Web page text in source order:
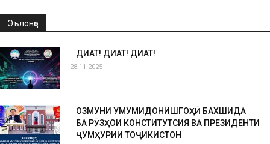
Эълонҳо
ДИҚҚАТ! ДИҚҚАТ! ДИҚҚАТ!
28.11.2025
ОЗМУНИ УМУМИДОНИШГОҲӢ БАХШИДА
БА РӮЗҲОИ КОНСТИТУТСИЯ ВА ПРЕЗИДЕНТИ
ҶУМҲУРИИ ТОҶИКИСТОН